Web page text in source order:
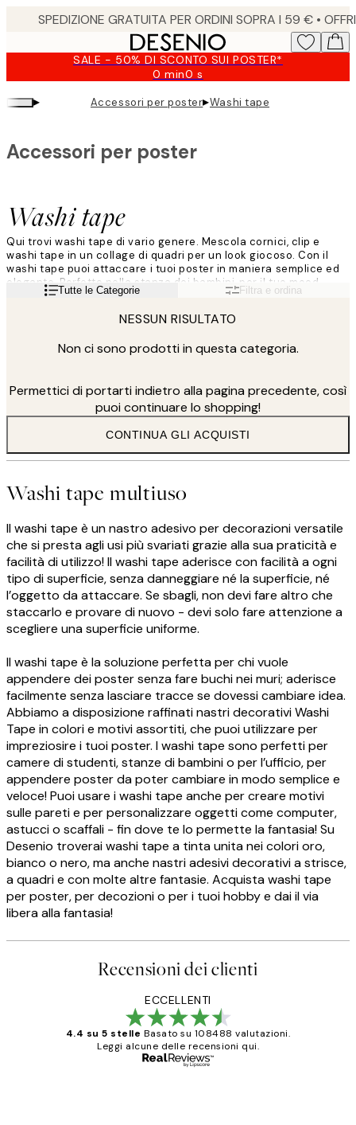
SALE - 50% DI SCONTO SUI POSTER*
0 min0 s
Valido
a:
09
▸ Accessori per poster▸Washi tape
Washi tape
Accessori per poster
Qui trovi washi tape di vario genere. Mescola cornici, clip e
washi tape in un collage di quadri per un look giocoso. Con il
washi tape puoi attaccare i tuoi poster in maniera semplice ed
elegante. Perfetto nella stanza dei bambini, per il tuo mood
board alla scrivania o se non si vogliono fare buchi nel muro.
Leggi di piùTutte le Categorie Filtra e ordina
NESSUN RISULTATO
Non ci sono prodotti in questa categoria.
Permettici di portarti indietro alla pagina precedente, così
puoi continuare lo shopping!
CONTINUA GLI ACQUISTI
Washi tape multiuso
Il washi tape è un nastro adesivo per decorazioni versatile
che si presta agli usi più svariati grazie alla sua praticità e
facilità di utilizzo! Il washi tape aderisce con facilità a ogni
tipo di superficie, senza danneggiare né la superficie, né
l’oggetto da attaccare. Se sbagli, non devi fare altro che
staccarlo e provare di nuovo - devi solo fare attenzione a
scegliere una superficie uniforme.
Il washi tape è la soluzione perfetta per chi vuole
appendere dei poster senza fare buchi nei muri; aderisce
facilmente senza lasciare tracce se dovessi cambiare idea.
Abbiamo a disposizione raffinati nastri decorativi Washi
Tape in colori e motivi assortiti, che puoi utilizzare per
impreziosire i tuoi poster. I washi tape sono perfetti per
camere di studenti, stanze di bambini o per l’ufficio, per
appendere poster da poter cambiare in modo semplice e
veloce! Puoi usare i washi tape anche per creare motivi
sulle pareti e per personalizzare oggetti come computer,
astucci o scaffali - fin dove te lo permette la fantasia! Su
Desenio troverai washi tape a tinta unita nei colori oro,
bianco o nero, ma anche nastri adesivi decorativi a strisce,
a quadri e con molte altre fantasie. Acquista washi tape
per poster, per decozioni o per i tuoi hobby e dai il via
libera alla fantasia!
Recensioni dei clienti
ECCELLENTI
4.4 su 5 stelle Basato su 108488 valutazioni.
Leggi alcune delle recensioni qui.